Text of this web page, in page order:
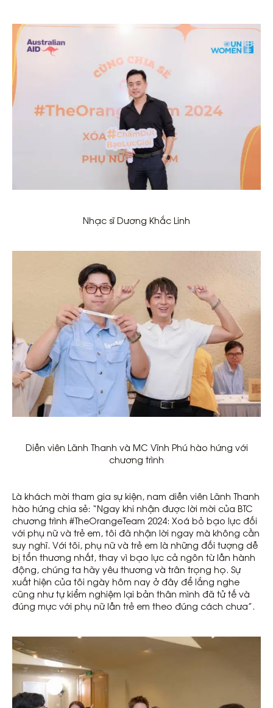
Nhạc sĩ Dương Khắc Linh
Diễn viên Lãnh Thanh và MC Vĩnh Phú hào hứng với
chương trình
Là khách mời tham gia sự kiện, nam diễn viên Lãnh Thanh
hào hứng chia sẻ: “Ngay khi nhận được lời mời của BTC
chương trình #TheOrangeTeam 2024: Xoá bỏ bạo lực đối
với phụ nữ và trẻ em, tôi đã nhận lời ngay mà không cần
suy nghĩ. Với tôi, phụ nữ và trẻ em là những đối tượng dễ
bị tổn thương nhất, thay vì bạo lực cả ngôn từ lẫn hành
động, chúng ta hãy yêu thương và trân trọng họ. Sự
xuất hiện của tôi ngày hôm nay ở đây để lắng nghe
cũng như tự kiểm nghiệm lại bản thân mình đã tử tế và
đúng mực với phụ nữ lẫn trẻ em theo đúng cách chưa”.